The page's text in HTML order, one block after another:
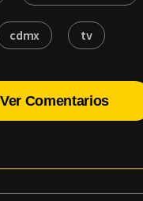
cdmx tv
Ver Comentarios